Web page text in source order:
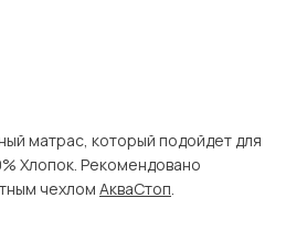
матрас, который подойдет для
Хлопок. Рекомендовано
чехлом АкваСтоп.